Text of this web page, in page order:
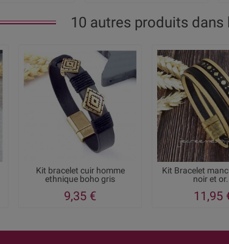
10 autres produits
Kit bracelet cuir homme
ethnique boho gris
9,35 €
Kit Bracelet
noir et
11,95